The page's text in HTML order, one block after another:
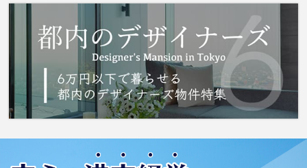
セスも良好な物件です。家賃を10万円以下に抑
る専用庭がついています。これからの新生活で
失敗できないお部屋探し。横浜市神奈川区や東
急東横線東白楽付近でお探しなら、信頼と安心
の当社へご連絡をお待ちしております。